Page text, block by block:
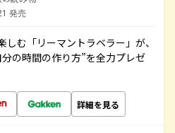
発売
む「リーマントラベラー」が、
の時間の作り方”を全力プレゼ
詳細を見る